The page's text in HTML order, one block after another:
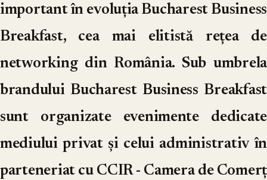
important în evoluția Bucharest Business
Breakfast, cea mai elitistă rețea de
networking din România. Sub umbrela
brandului Bucharest Business Breakfast
sunt organizate evenimente dedicate
mediului privat și celui administrativ în
parteneriat cu CCIR - Camera de Comerț